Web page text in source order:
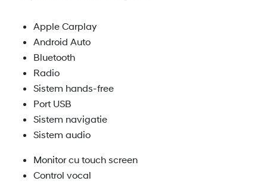
Apple Carplay
Android Auto
Bluetooth
Radio
Sistem hands-free
Port USB
Sistem navigatie
Sistem audio
Monitor cu touch screen
Control vocal